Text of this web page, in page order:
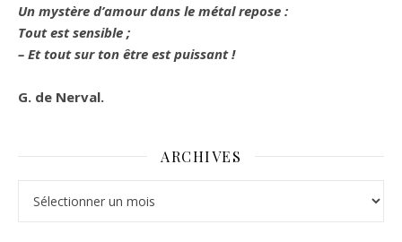
Un mystère d’amour dans le métal repose :
Tout est sensible ;
– Et tout sur ton être est puissant !
G. de Nerval.
ARCHIVES